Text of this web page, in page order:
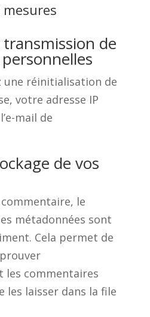
de
une réinitialisation de
votre adresse IP
mail de
de vos
le
métadonnées sont
Cela permet de
les commentaires
les laisser dans la file